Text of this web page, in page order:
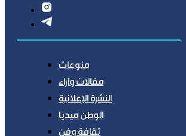
منوعات
مقالات وآراء
النشرة الإعلانية
الوطن ميديا
ثقافة وفن